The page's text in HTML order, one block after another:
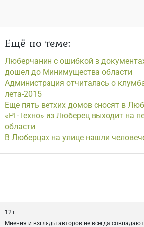
Ещё по теме:
Люберчанин с ошибкой в
дошел до Минимущества области
Администрация отчиталась о
лета-2015
Еще пять ветхих домов сносят в
«РГ-Техно» из Люберец выходит на
области
В Люберцах на улице нашли
12+
Мнения и взгляды авторов не всегда